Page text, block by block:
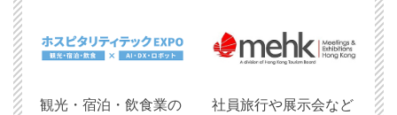
観光・宿泊・飲食業の
社員旅行や展示会など